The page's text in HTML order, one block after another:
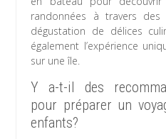
randonnées à travers des
dégustation de délices
également l’expérience
sur une île.
Y a-t-il des
pour préparer un
enfants?